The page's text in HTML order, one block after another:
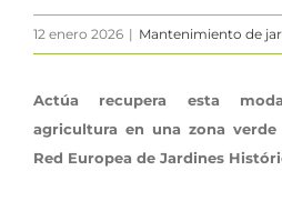
12 enero 2026 | Mantenimiento de
Actúa recupera esta
agricultura en una zona
Red Europea de Jardines